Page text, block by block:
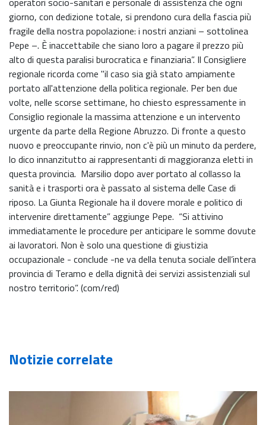
giorno, con dedizione totale, si prendono cura della fascia più
fragile della nostra popolazione: i nostri anziani – sottolinea
Pepe –. È inaccettabile che siano loro a pagare il prezzo più
alto di questa paralisi burocratica e finanziaria”. Il Consigliere
regionale ricorda come "il caso sia già stato ampiamente
portato all'attenzione della politica regionale. Per ben due
volte, nelle scorse settimane, ho chiesto espressamente in
Consiglio regionale la massima attenzione e un intervento
urgente da parte della Regione Abruzzo. Di fronte a questo
nuovo e preoccupante rinvio, non c'è più un minuto da perdere,
lo dico innanzitutto ai rappresentanti di maggioranza eletti in
questa provincia. Marsilio dopo aver portato al collasso la
sanità e i trasporti ora è passato al sistema delle Case di
riposo. La Giunta Regionale ha il dovere morale e politico di
intervenire direttamente” aggiunge Pepe. “Si attivino
immediatamente le procedure per anticipare le somme dovute
ai lavoratori. Non è solo una questione di giustizia
occupazionale - conclude -ne va della tenuta sociale dell’intera
provincia di Teramo e della dignità dei servizi assistenziali sul
nostro territorio”. (com/red)
Notizie correlate